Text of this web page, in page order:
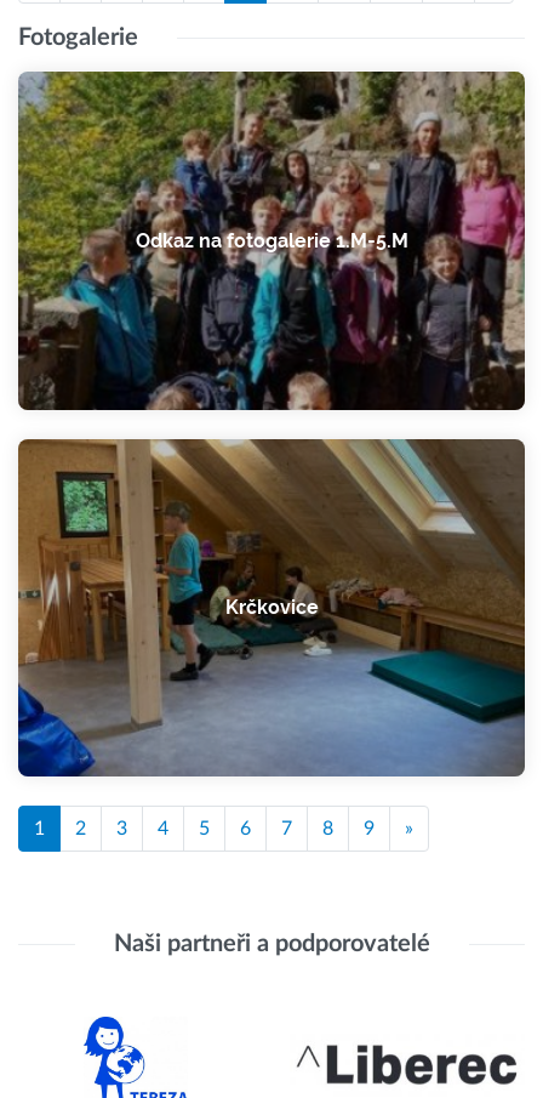
Fotogalerie
Odkaz na fotogalerie 1.M-5.M
Krčkovice
1 2 3 4 5 6 7 8 9 »
Naši partneři a podporovatelé